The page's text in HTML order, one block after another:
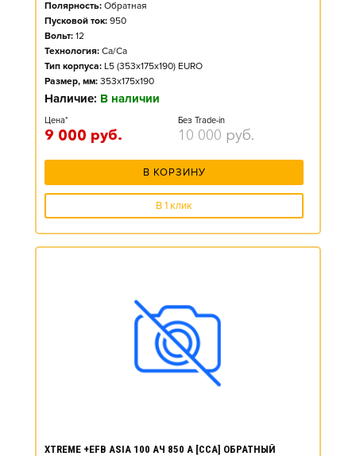
Полярность: Обратная
Пусковой ток: 950
Вольт: 12
Технология: Ca/Ca
Тип корпуса: L5 (353x175x190) EURO
Размер, мм: 353x175x190
Наличие: В наличии
Цена*
9 000 руб.
Без Trade-in
10 000 руб.
В КОРЗИНУ
В 1 клик
XTREME +EFB ASIA 100 АЧ 850 А [CCA] ОБРАТНЫЙ